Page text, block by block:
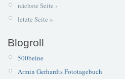
nächste Seite ›
letzte Seite »
Blogroll
500beine
Armin Gerhardts Fototagebuch